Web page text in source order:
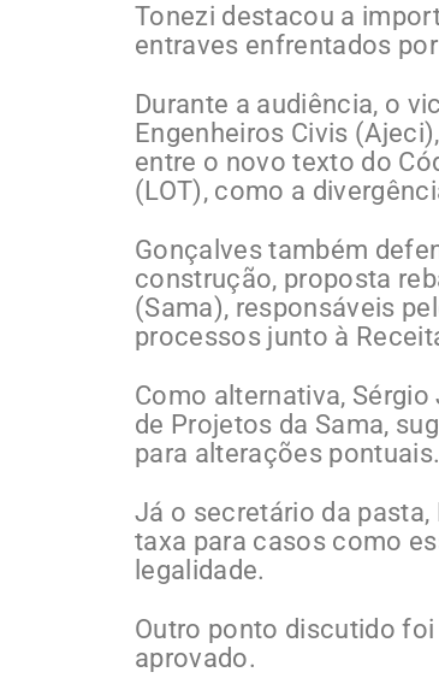
Tonezi destacou a
entraves enfrentados
Durante a audiência, o
Engenheiros Civis
entre o novo texto do
(LOT), como a
Gonçalves também
construção, proposta
(Sama), responsáveis
processos junto à
Como alternativa,
de Projetos da Sama,
para alterações pontuais.
Já o secretário da
taxa para casos como
legalidade.
Outro ponto discutido
aprovado.